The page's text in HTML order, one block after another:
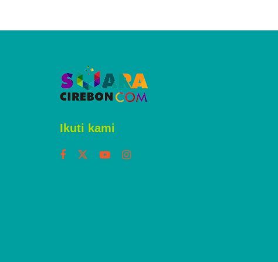
Ikuti kami